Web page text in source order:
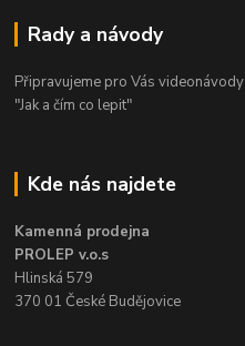
Rady a návody
Připravujeme pro Vás videonávody
"Jak a čím co lepit"
Kde nás najdete
Kamenná prodejna
PROLEP v.o.s
Hlinská 579
370 01 České Budějovice